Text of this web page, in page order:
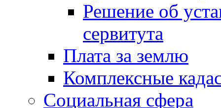
Решение об
сервитута
Плата за землю
Комплексные
Социальная сфера